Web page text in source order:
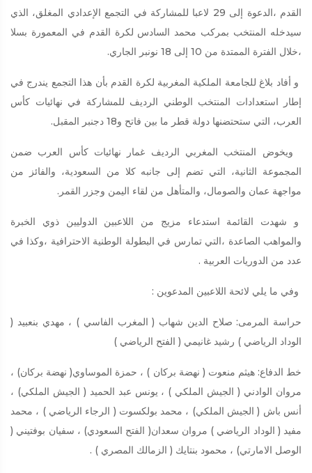
القدم ،الدعوة إلى 29 لاعبا للمشاركة في التجمع الإعدادي المغلق، الذي
سيدخله المنتخب بمركب محمد السادس لكرة القدم في المعمورة بسلا
،خلال الفترة الممتدة من 10 إلى 18 نونبر الجاري.
و أفاد بلاغ للجامعة الملكية المغربية لكرة القدم بأن هذا التجمع يندرج في
إطار استعدادات المنتخب الوطني الرديف للمشاركة في نهائيات كأس
العرب، التي ستحتضنها دولة قطر ما بين فاتح و18 دجنبر المقبل.
ويخوض المنتخب المغربي الرديف غمار نهائيات كأس العرب ضمن
المجموعة الثانية، التي تضم إلى جانبه كلا من السعودية، والفائز من
مواجهة عمان والصومال، والمتأهل من لقاء اليمن وجزر القمر.
و شهدت القائمة استدعاء مزيج من اللاعبين الدوليين ذوي الخبرة
والمواهب الصاعدة ،التي تمارس في البطولة الوطنية الاحترافية ،وكذا في
عدد من الدوريات العربية .
وفي ما يلي لائحة اللاعبين المدعوين :
حراسة المرمى: صلاح الدين شهاب ( المغرب الفاسي ) ، مهدي بنعبيد (
الوداد الرياضي ) رشيد غانيمي ( الفتح الرياضي )
خط الدفاع: هيثم منعوت ( نهضة بركان ) ، حمزة الموساوي( نهضة بركان) ،
مروان الوادني ( الجيش الملكي ) ، يونس عبد الحميد ( الجيش الملكي) ،
أنس باش ( الجيش الملكي) ، محمد بولكسوت ( الرجاء الرياضي ) ، محمد
مفيد ( الوداد الرياضي ) مروان سعدان( الفتح السعودي) ، سفيان بوفتيني (
الوصل الامارتي) ، محمود بنتايك ( الزمالك المصري ) .